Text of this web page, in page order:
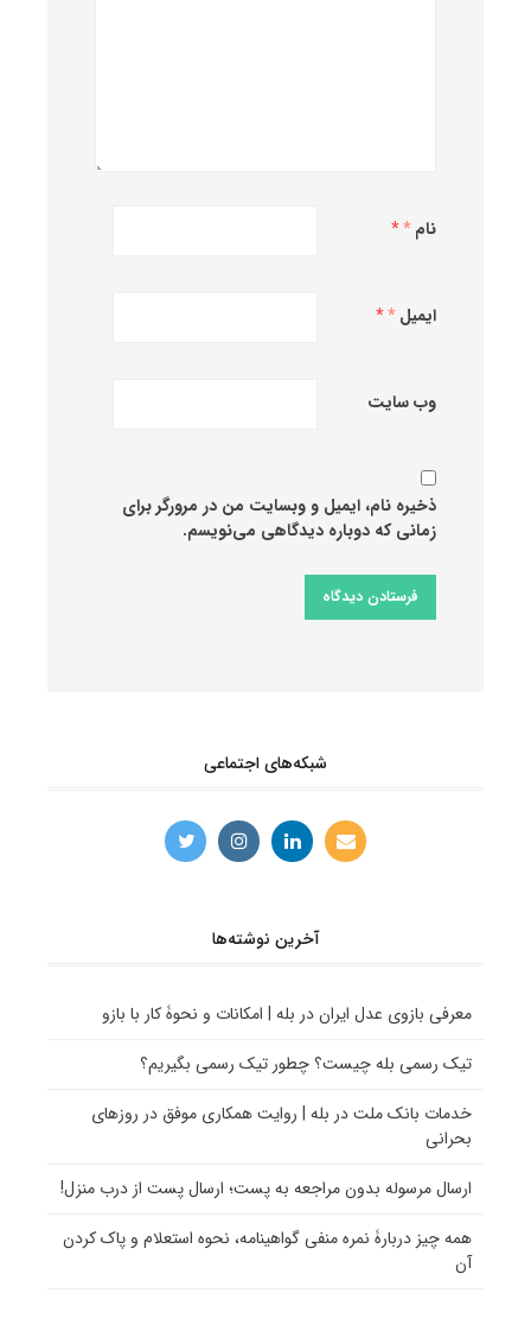
نام*
ایمیل*
وب‌ سایت
ذخیره نام، ایمیل و وبسایت من در مرورگر برای
زمانی که دوباره دیدگاهی می‌نویسم.
شبکه‌های اجتماعی
آخرین نوشته‌ها
معرفی بازوی عدل ایران در بله | امکانات و نحوۀ کار با بازو
تیک رسمی بله چیست؟ چطور تیک رسمی بگیریم؟
خدمات بانک ملت در بله | روایت همکاری موفق در روزهای
بحرانی
ارسال مرسوله بدون مراجعه به پست؛ ارسال پست از درب منزل!
همه چیز دربارۀ نمره منفی گواهینامه، نحوه استعلام و پاک کردن
آن